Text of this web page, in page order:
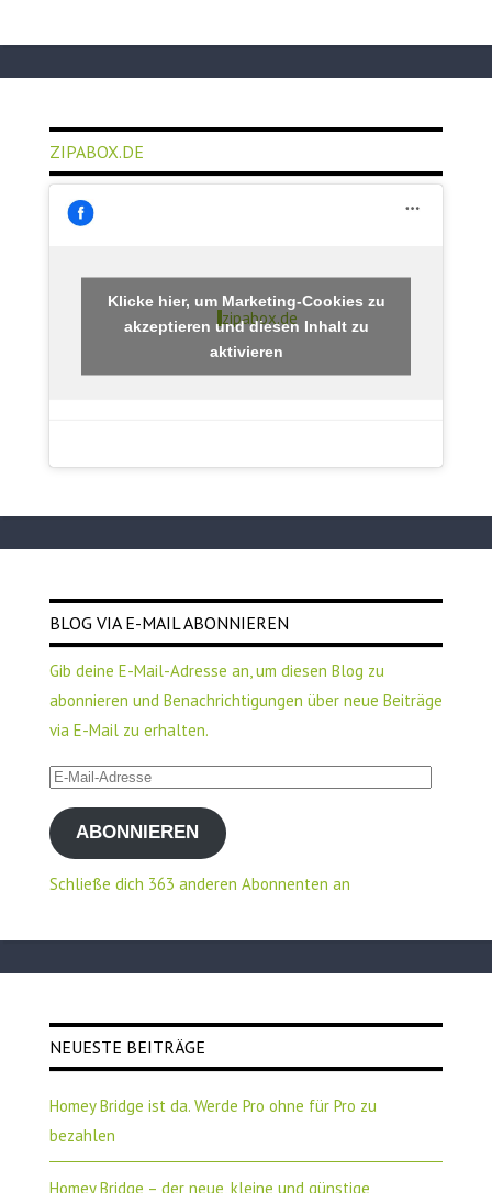
ZIPABOX.DE
zipabox.de
Klicke hier, um Marketing-Cookies zu
akzeptieren und diesen Inhalt zu
aktivieren
BLOG VIA E-MAIL ABONNIEREN
Gib deine E-Mail-Adresse an, um diesen Blog zu
abonnieren und Benachrichtigungen über neue Beiträge
via E-Mail zu erhalten.
E-
Mail-
AdresseABONNIEREN
Schließe dich 363 anderen Abonnenten an
NEUESTE BEITRÄGE
Homey Bridge ist da. Werde Pro ohne für Pro zu
bezahlen
Homey Bridge – der neue, kleine und günstige